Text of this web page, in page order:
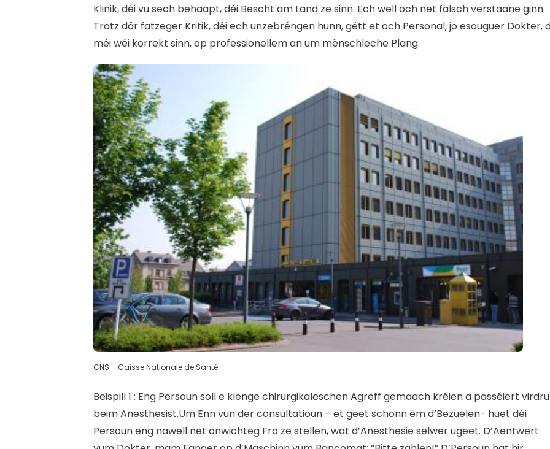
Klinik, déi vu sech behaapt, déi Bescht am Land ze sinn. Ech well och net falsch verstaane ginn.
Trotz där fatzeger Kritik, déi ech unzebréngen hunn, gëtt et och Personal, jo esouguer Dokter,
méi wéi korrekt sinn, op professionellem an um mënschleche Plang.
CNS – Caisse Nationale de Santé
Beispill 1 : Eng Persoun soll e klenge chirurgikaleschen Agrëff gemaach kréien a passéiert
beim Anesthesist.Um Enn vun der consultatioun – et geet schonn ëm d’Bezuelen- huet déi
Persoun eng nawell net onwichteg Fro ze stellen, wat d’Anesthesie selwer ugeet. D’Aentwert